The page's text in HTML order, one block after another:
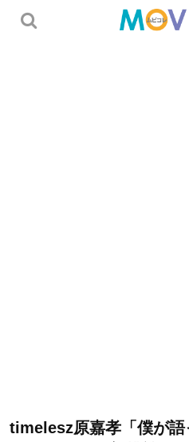
timelesz原嘉孝「僕が語